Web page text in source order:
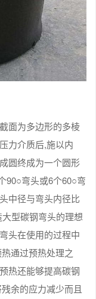
面为多边形的多棱
力介质后,施以内
圆终成为一个圆形
90○弯头或6个60○弯
中径与弯头内径比
型碳钢弯头的理想
头在使用的过程中
通过预热处理之
热还能够提高碳钢
余的应力减少而且